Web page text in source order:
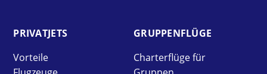
PRIVAT­JETS
Vorteile
GRUPPEN­FLÜGE
Charterflüge für